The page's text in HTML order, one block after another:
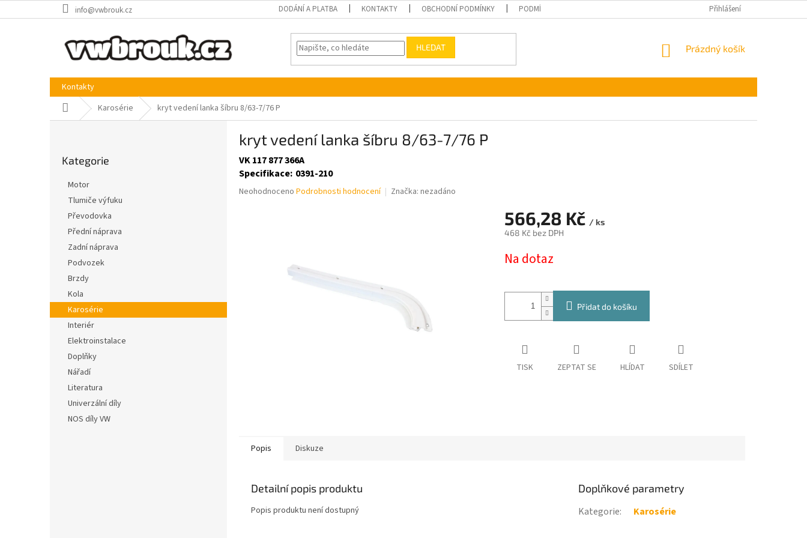
na
info@vwbrouk.cz DODÁNÍ A PLATBA KONTAKTY OBCHODNÍ PODMÍNKY PODMÍNKY OCHRANY OSOBNÍCH ÚDAJŮ Přihlášení
HLEDAT
NÁKUPNÍ
Prázdný košík
Kontakty
Domů Karosérie kryt vedení lanka šíbru 8/63-7/76 P
l
kategorie
Kategorie
Motor
Tlumiče výfuku
Převodovka
Přední náprava
Zadní náprava
Podvozek
Brzdy
Kola
Karosérie
Interiér
Elektroinstalace
Doplňky
Nářadí
Literatura
Univerzální díly
NOS díly VW
kryt vedení lanka šíbru 8/63-7/76 P
VK 117 877 366A
Specifikace: 0391-210
Průměrné
Neohodnoceno Podrobnosti hodnocení Značka: nezadáno
566,28 Kč / ks
468 Kč bez DPH
cena:
Na dotaz
Přidat do košíku
TISK ZEPTAT SE HLÍDAT SDÍLET
Popis Diskuze
Detailní popis produktu
Popis produktu není dostupný
Doplňkové parametry
Kategorie: Karosérie